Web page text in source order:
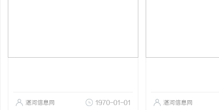
湛河信息网 1970-01-01 湛河信息网